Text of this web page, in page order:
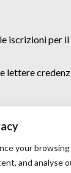
your
and analyse
iscrizioni per il
lettere